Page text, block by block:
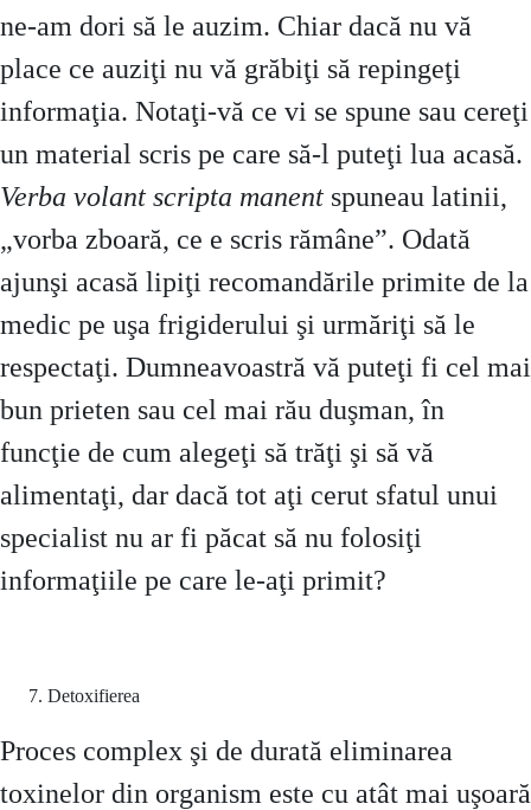
ne-am dori să le auzim. Chiar dacă nu vă
place ce auziţi nu vă grăbiţi să repingeţi
informaţia. Notaţi-vă ce vi se spune sau cereţi
un material scris pe care să-l puteţi lua acasă.
Verba volant scripta manent spuneau latinii,
„vorba zboară, ce e scris rămâne”. Odată
ajunşi acasă lipiţi recomandările primite de la
medic pe uşa frigiderului şi urmăriţi să le
respectaţi. Dumneavoastră vă puteţi fi cel mai
bun prieten sau cel mai rău duşman, în
funcţie de cum alegeţi să trăţi şi să vă
alimentaţi, dar dacă tot aţi cerut sfatul unui
specialist nu ar fi păcat să nu folosiţi
informaţiile pe care le-aţi primit?
Detoxifierea
Proces complex şi de durată eliminarea
toxinelor din organism este cu atât mai uşoară